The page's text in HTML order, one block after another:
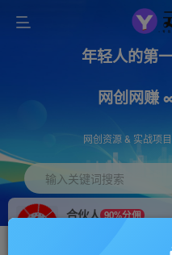
年轻人的第
网创网赚
网创资源 & 实战项
输入关键词搜索
合伙人 90%分佣